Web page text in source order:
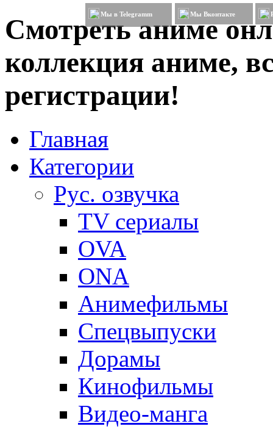
Смотреть аниме
коллекция аниме,
регистрации!
Мы в Telegramm Мы Вконтакте
Главная
Категории
Рус. озвучка
TV сериалы
OVA
ONA
Анимефильмы
Спецвыпуски
Дорамы
Кинофильмы
Видео-манга